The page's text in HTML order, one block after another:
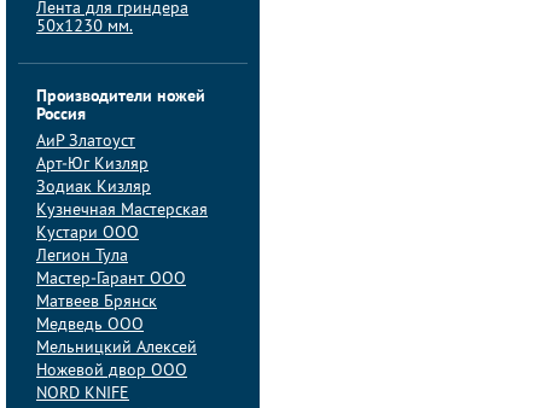
Лента для гриндера
50x1230 мм.
Производители ножей
Россия
АиP Златоуст
Арт-Юг Кизляр
Зодиак Кизляр
Кузнечная Мастерская
Кустари ООО
Легион Тула
Мастер-Гарант ООО
Матвеев Брянск
Медведь ООО
Мельницкий Алексей
Ножевой двор ООО
NORD KNIFE